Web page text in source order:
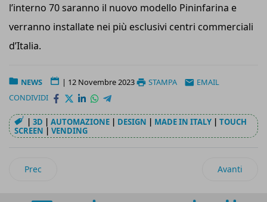
l’interno 70 saranno il nuovo modello Pininfarina e
verranno installate nei più esclusivi centri commerciali
d’Italia.
NEWS | 12 Novembre 2023 STAMPA
EMAIL
CONDIVIDI
| 3D | AUTOMAZIONE | DESIGN | MADE IN ITALY | TOUCH
SCREEN | VENDING
Articolo precedente: Still incrementa l’attività di
Prec Articolo
Avanti